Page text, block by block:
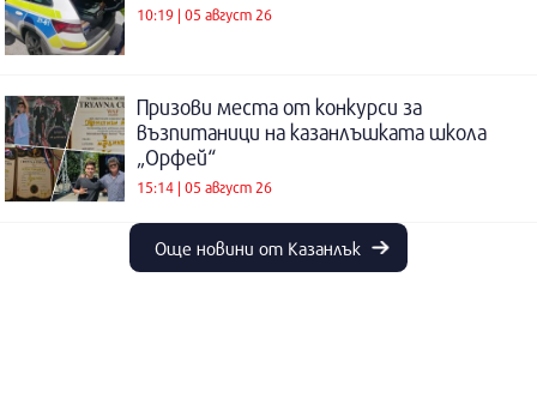
10:19 | 05 август 26
Призови места от конкурси за
възпитаници на казанлъшката школа
„Орфей“
15:14 | 05 август 26
Още новини от Казанлък